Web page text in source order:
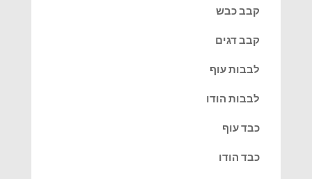
קבב כבש
קבב דגים
לבבות עוף
לבבות הודו
כבד עוף
כבד הודו